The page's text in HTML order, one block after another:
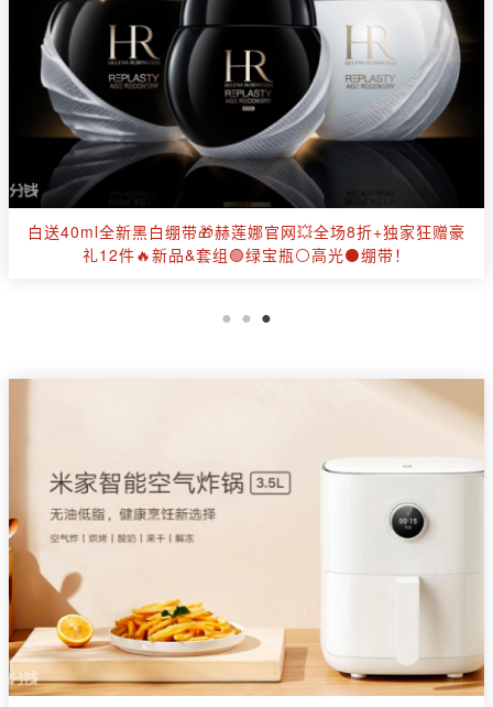
【全面降价】✂️Moose Knuckles官网全场6折起🤍羽绒马甲
£270✨抄底加拿大国宝级特产！